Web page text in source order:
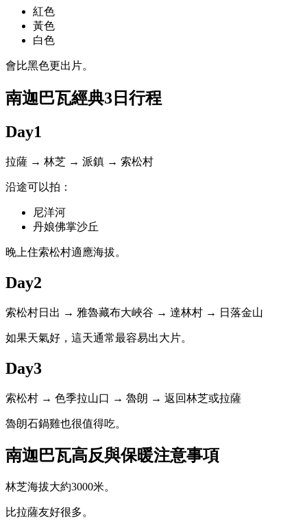
紅色
黃色
白色
會比黑色更出片。
南迦巴瓦經典3日行程
Day1
拉薩 → 林芝 → 派鎮 → 索松村
沿途可以拍：
尼洋河
丹娘佛掌沙丘
晚上住索松村適應海拔。
Day2
索松村日出 → 雅魯藏布大峽谷 → 達林村 → 日落金山
如果天氣好，這天通常最容易出大片。
Day3
索松村 → 色季拉山口 → 魯朗 → 返回林芝或拉薩
魯朗石鍋雞也很值得吃。
南迦巴瓦高反與保暖注意事項
林芝海拔大約3000米。
比拉薩友好很多。